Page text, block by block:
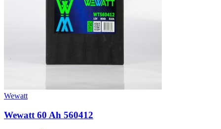
Wewatt
Wewatt 60 Ah 560412